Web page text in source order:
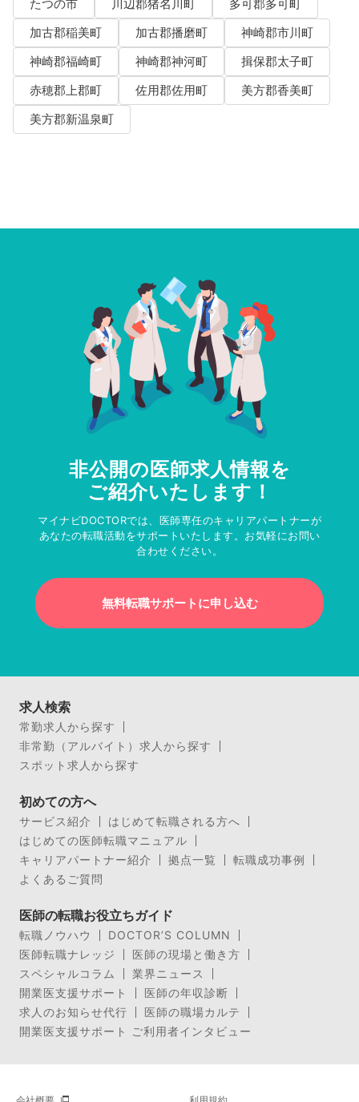
たつの市
川辺郡猪名川町
多可郡多可町
加古郡稲美町
加古郡播磨町
神崎郡市川町
神崎郡福崎町
神崎郡神河町
揖保郡太子町
赤穂郡上郡町
佐用郡佐用町
美方郡香美町
美方郡新温泉町
非公開の医師求人情報を
ご紹介いたします！
マイナビDOCTORでは、医師専任のキャリアパートナーが
あなたの転職活動をサポートいたします。お気軽にお問い
合わせください。
無料転職サポートに申し込む
求人検索
常勤求人から探す
非常勤（アルバイト）求人から探す
スポット求人から探す
初めての方へ
サービス紹介
はじめて転職される方へ
はじめての医師転職マニュアル
キャリアパートナー紹介
拠点一覧
転職成功事例
よくあるご質問
医師の転職お役立ちガイド
転職ノウハウ
DOCTOR’S COLUMN
医師転職ナレッジ
医師の現場と働き方
スペシャルコラム
業界ニュース
開業医支援サポート
医師の年収診断
求人のお知らせ代行
医師の職場カルテ
開業医支援サポート ご利用者インタビュー